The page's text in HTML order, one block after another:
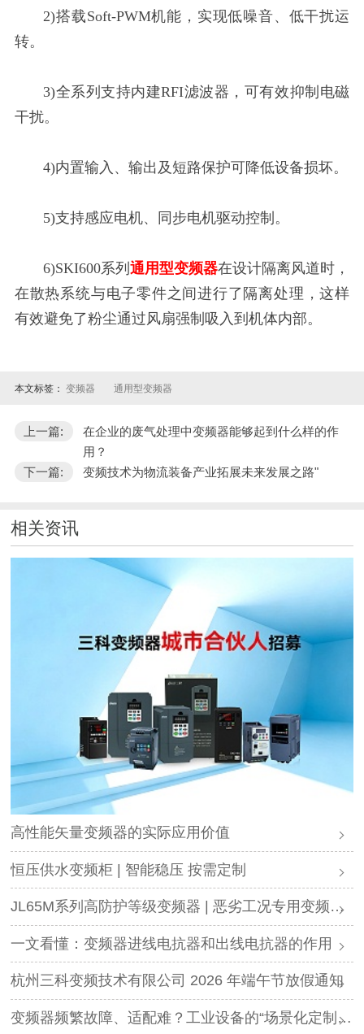
2)搭载Soft-PWM机能，实现低噪音、低干扰运
转。
3)全系列支持内建RFI滤波器，可有效抑制电磁
干扰。
4)内置输入、输出及短路保护可降低设备损坏。
5)支持感应电机、同步电机驱动控制。
6)SKI600系列通用型变频器在设计隔离风道时，
在散热系统与电子零件之间进行了隔离处理，这样
有效避免了粉尘通过风扇强制吸入到机体内部。
本文标签： 变频器 通用型变频器
上一篇:
在企业的废气处理中变频器能够起到什么样的作
用？
下一篇:
变频技术为物流装备产业拓展未来发展之路"
相关资讯
高性能矢量变频器的实际应用价值
恒压供水变频柜 | 智能稳压 按需定制
JL65M系列高防护等级变频器 | 恶劣工况专用变频解决方案
一文看懂：变频器进线电抗器和出线电抗器的作用
杭州三科变频技术有限公司 2026 年端午节放假通知
变频器频繁故障、适配难？工业设备的“场景化定制”，才是破局关键